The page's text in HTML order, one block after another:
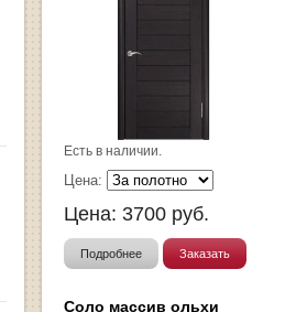
Есть в наличии.
Цена:
Цена: 3700 руб.
Подробнее Заказать
Соло массив ольхи